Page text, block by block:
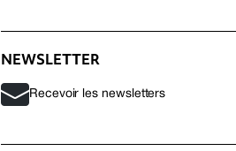
NEWSLETTER
Recevoir les newsletters